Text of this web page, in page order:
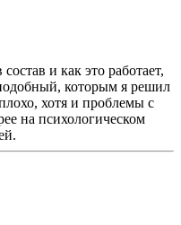
и как это работает,
которым я решил
хотя и проблемы с
на психологическом